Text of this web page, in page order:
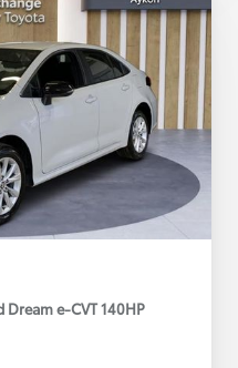
e-CVT 140HP